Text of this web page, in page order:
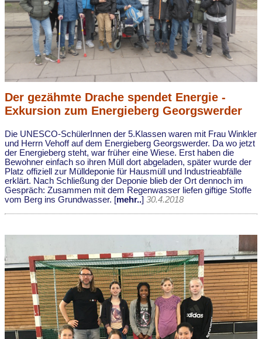
Der gezähmte Drache spendet Energie -
Exkursion zum Energieberg Georgswerder
Die UNESCO-SchülerInnen der 5.Klassen waren mit Frau Winkler
und Herrn Vehoff auf dem Energieberg Georgswerder. Da wo jetzt
der Energieberg steht, war früher eine Wiese. Erst haben die
Bewohner einfach so ihren Müll dort abgeladen, später wurde der
Platz offiziell zur Mülldeponie für Hausmüll und Industrieabfälle
erklärt. Nach Schließung der Deponie blieb der Ort dennoch im
Gespräch: Zusammen mit dem Regenwasser liefen giftige Stoffe
vom Berg ins Grundwasser. [mehr..] 30.4.2018